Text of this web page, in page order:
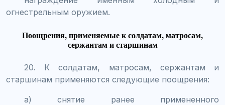
огнестрельным оружием.
Поощрения, применяемые к солдатам, матросам,
сержантам и старшинам
20. К солдатам, матросам, сержантам и
старшинам применяются следующие поощрения:
а) снятие ранее примененного